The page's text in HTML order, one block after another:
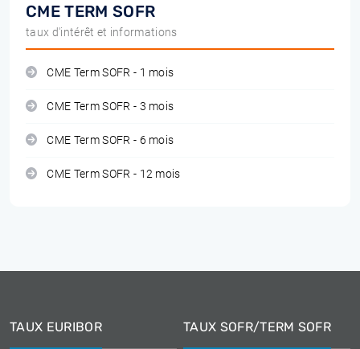
CME TERM SOFR
taux d'intérêt et informations
CME Term SOFR - 1 mois
CME Term SOFR - 3 mois
CME Term SOFR - 6 mois
CME Term SOFR - 12 mois
TAUX EURIBOR TAUX SOFR/TERM SOFR